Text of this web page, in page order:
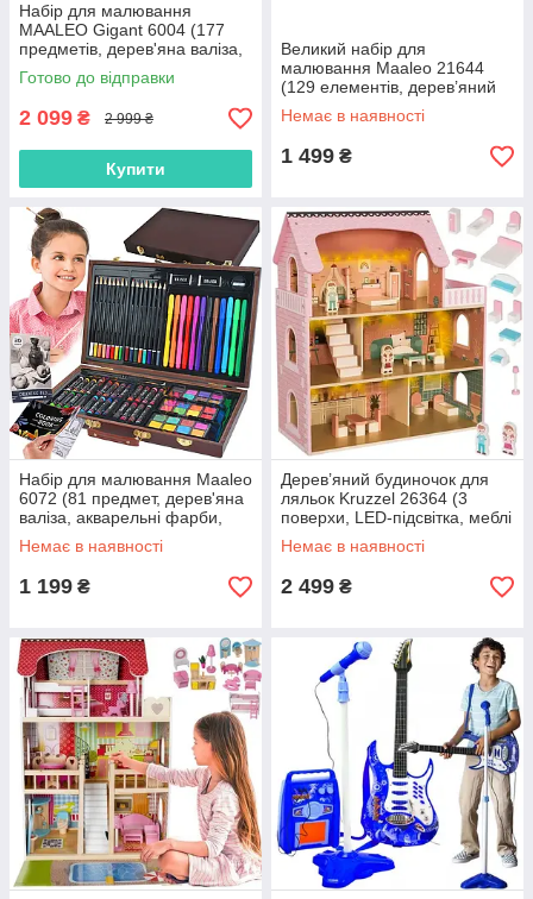
Набір для малювання
MAALEO Gigant 6004 (177
предметів, дерев'яна валіза,
для дітей та дорослих)
Готово до відправки
2 099 ₴ 2 999 ₴
Купити
Великий набір для
малювання Maaleo 21644
(129 елементів, дерев’яний
кейс, акварель + пастель)
Немає в наявності
1 499 ₴
Набір для малювання Maaleo
6072 (81 предмет, дерев'яна
валіза, акварельні фарби,
пастель, маркери)
Немає в наявності
1 199 ₴
Дерев’яний будиночок для
ляльок Kruzzel 26364 (3
поверхи, LED-підсвітка, меблі
в комплекті)
Немає в наявності
2 499 ₴